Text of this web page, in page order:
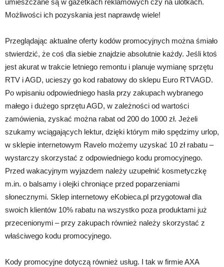
umieszczane są w gazetkach reklamowych czy na ulotkach.
Możliwości ich pozyskania jest naprawdę wiele!
Przeglądając aktualne oferty kodów promocyjnych można śmiało
stwierdzić, że coś dla siebie znajdzie absolutnie każdy. Jeśli ktoś
jest akurat w trakcie letniego remontu i planuje wymianę sprzętu
RTV i AGD, ucieszy go kod rabatowy do sklepu Euro RTVAGD.
Po wpisaniu odpowiedniego hasła przy zakupach wybranego
małego i dużego sprzętu AGD, w zależności od wartości
zamówienia, zyskać można rabat od 200 do 1000 zł. Jeżeli
szukamy wciągających lektur, dzięki którym miło spędzimy urlop,
w sklepie internetowym Ravelo możemy uzyskać 10 zł rabatu –
wystarczy skorzystać z odpowiedniego kodu promocyjnego.
Przed wakacyjnym wyjazdem należy uzupełnić kosmetyczkę
m.in. o balsamy i olejki chroniące przed poparzeniami
słonecznymi. Sklep internetowy eKobieca.pl przygotował dla
swoich klientów 10% rabatu na wszystko poza produktami już
przecenionymi – przy zakupach również należy skorzystać z
właściwego kodu promocyjnego.
Kody promocyjne dotyczą również usług. I tak w firmie AXA